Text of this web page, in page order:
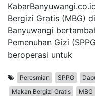
Bergizi Gratis (MBG)
Banyuwangi
Pemenuhan Gizi
beroperasi untuk
Peresmian SPPG
Makan Bergizi Gratis
MBG